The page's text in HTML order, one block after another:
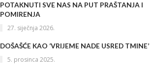
POTAKNUTI SVE NAS NA PUT PRAŠTANJA I
POMIRENJA
27. siječnja 2026.
DOŠAŠĆE KAO ‘VRIJEME NADE USRED TMINE’
5. prosinca 2025.